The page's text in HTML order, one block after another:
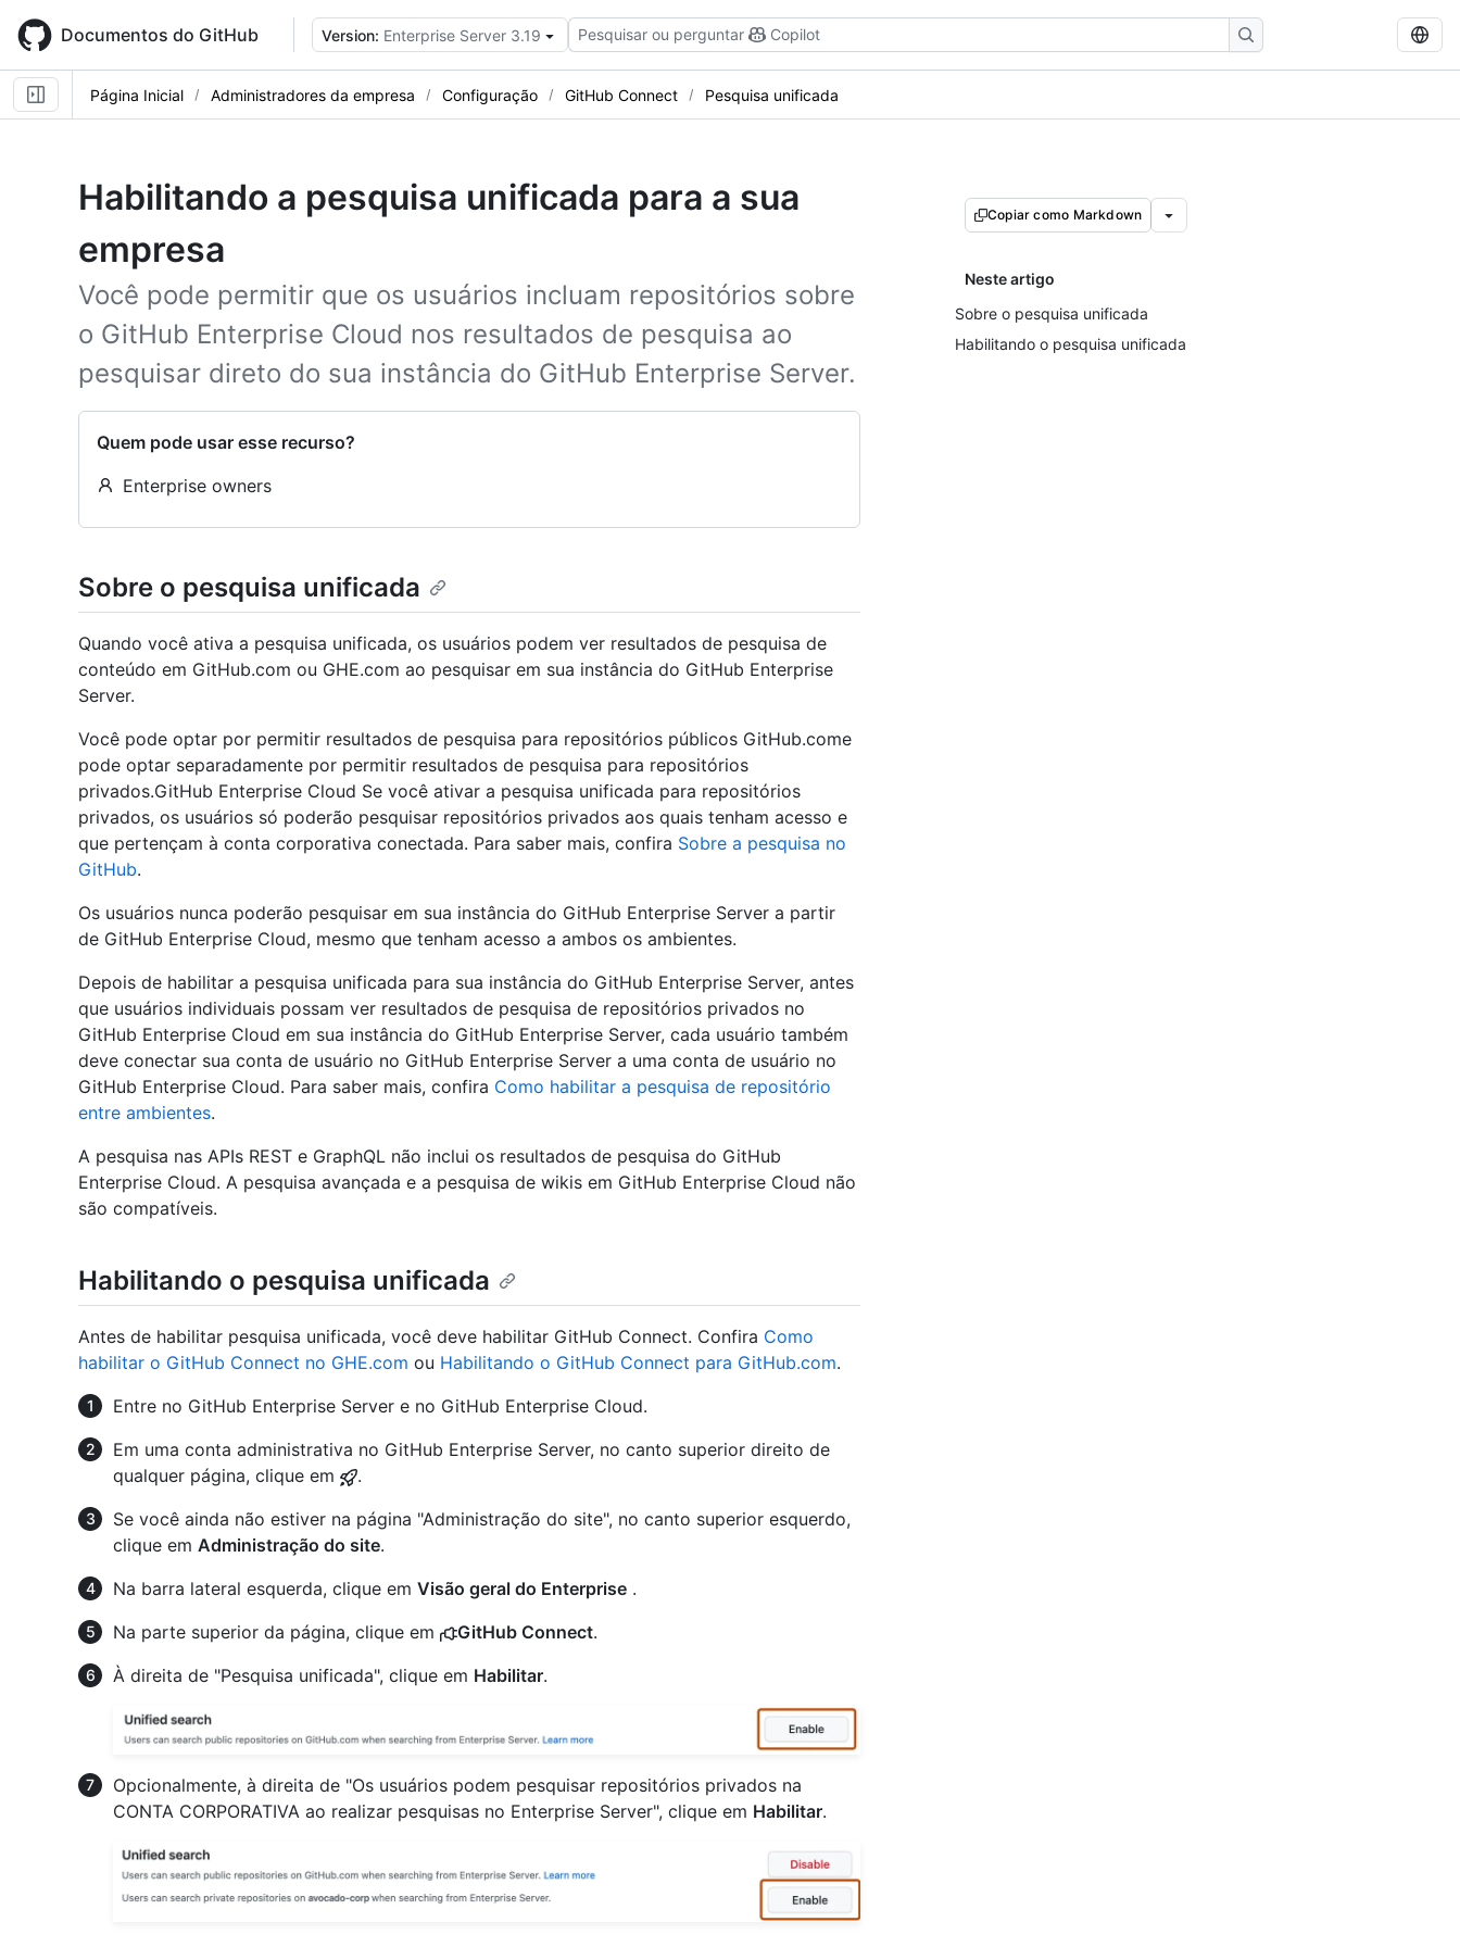
main
content
Documentos do GitHub Version: Enterprise Server 3.19 Pesquisar ou perguntar Copilot
Página Inicial Administradores da empresa Configuração GitHub Connect Pesquisa unificada
Habilitando a pesquisa unificada para a sua
empresa
Você pode permitir que os usuários incluam repositórios sobre
o GitHub Enterprise Cloud nos resultados de pesquisa ao
pesquisar direto do sua instância do GitHub Enterprise Server.
Quem pode usar esse recurso?
Enterprise owners
Copiar como Markdown
Neste artigo
Sobre o pesquisa unificada
Habilitando o pesquisa unificada
Sobre o pesquisa unificada
Quando você ativa a pesquisa unificada, os usuários podem ver resultados de pesquisa de
conteúdo em GitHub.com ou GHE.com ao pesquisar em sua instância do GitHub Enterprise
Server.
Você pode optar por permitir resultados de pesquisa para repositórios públicos GitHub.come
pode optar separadamente por permitir resultados de pesquisa para repositórios
privados.GitHub Enterprise Cloud Se você ativar a pesquisa unificada para repositórios
privados, os usuários só poderão pesquisar repositórios privados aos quais tenham acesso e
que pertençam à conta corporativa conectada. Para saber mais, confira Sobre a pesquisa no
GitHub.
Os usuários nunca poderão pesquisar em sua instância do GitHub Enterprise Server a partir
de GitHub Enterprise Cloud, mesmo que tenham acesso a ambos os ambientes.
Depois de habilitar a pesquisa unificada para sua instância do GitHub Enterprise Server, antes
que usuários individuais possam ver resultados de pesquisa de repositórios privados no
GitHub Enterprise Cloud em sua instância do GitHub Enterprise Server, cada usuário também
deve conectar sua conta de usuário no GitHub Enterprise Server a uma conta de usuário no
GitHub Enterprise Cloud. Para saber mais, confira Como habilitar a pesquisa de repositório
entre ambientes.
A pesquisa nas APIs REST e GraphQL não inclui os resultados de pesquisa do GitHub
Enterprise Cloud. A pesquisa avançada e a pesquisa de wikis em GitHub Enterprise Cloud não
são compatíveis.
Habilitando o pesquisa unificada
Antes de habilitar pesquisa unificada, você deve habilitar GitHub Connect. Confira Como
habilitar o GitHub Connect no GHE.com ou Habilitando o GitHub Connect para GitHub.com.
Entre no GitHub Enterprise Server e no GitHub Enterprise Cloud.
Em uma conta administrativa no GitHub Enterprise Server, no canto superior direito de
qualquer página, clique em
.
Se você ainda não estiver na página "Administração do site", no canto superior esquerdo,
clique em Administração do site.
Na barra lateral esquerda, clique em Visão geral do Enterprise .
Na parte superior da página, clique em
GitHub Connect.
À direita de "Pesquisa unificada", clique em Habilitar.
Opcionalmente, à direita de "Os usuários podem pesquisar repositórios privados na
CONTA CORPORATIVA ao realizar pesquisas no Enterprise Server", clique em Habilitar.